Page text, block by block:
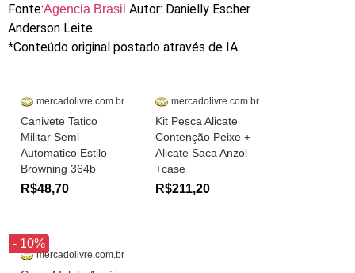
Fonte:Agencia Brasil Autor: Danielly Escher
Anderson Leite
*Conteúdo original postado através de IA
mercadolivre.com.br
Canivete Tatico
Militar Semi
Automatico Estilo
Browning 364b
R$48,70
mercadolivre.com.br
Kit Pesca Alicate
Contenção Peixe +
Alicate Saca Anzol
+case
R$211,20
- 10%
mercadolivre.com.br